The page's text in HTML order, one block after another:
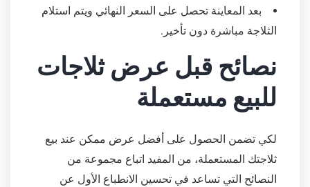
بعد المعاينة تحصل على السعر النهائي ويتم استلام
الثلاجة مباشرة دون تأخير.
نصائح قبل عرض ثلاجات
للبيع مستعملة
لكي تضمن الحصول على أفضل عرض ممكن عند بيع
ثلاجتك المستعملة، من المفيد اتباع مجموعة من
النصائح التي تساعد في تحسين الانطباع الأول عن